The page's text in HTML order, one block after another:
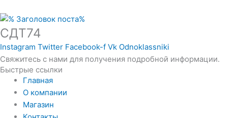
СДТ74
Instagram Twitter Facebook-f Vk Odnoklassniki
Свяжитесь с нами для получения подробной информации.
Быстрые ссылки
Главная
О компании
Магазин